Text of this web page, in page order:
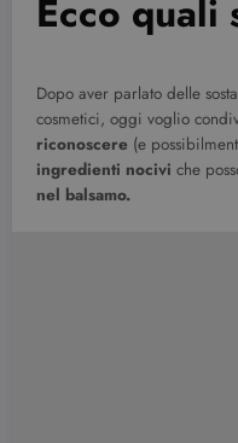
Ecco quali
Dopo aver parlato delle
cosmetici, oggi voglio
riconoscere (e
ingredienti nocivi che
nel balsamo.